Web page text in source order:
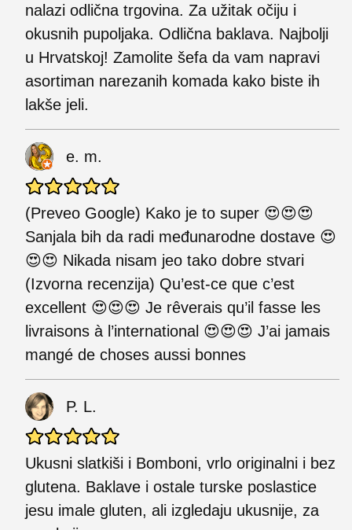
nalazi odlična trgovina. Za užitak očiju i
okusnih pupoljaka. Odlična baklava. Najbolji
u Hrvatskoj! Zamolite šefa da vam napravi
asortiman narezanih komada kako biste ih
lakše jeli.
e. m.
(Preveo Google) Kako je to super 😍😍😍
Sanjala bih da radi međunarodne dostave 😍
😍😍 Nikada nisam jeo tako dobre stvari
(Izvorna recenzija) Qu’est-ce que c’est
excellent 😍😍😍 Je rêverais qu’il fasse les
livraisons à l’international 😍😍😍 J’ai jamais
mangé de choses aussi bonnes
P. L.
Ukusni slatkiši i Bomboni, vrlo originalni i bez
glutena. Baklave i ostale turske poslastice
jesu imale gluten, ali izgledaju ukusnije, za